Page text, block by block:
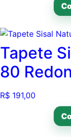
Tapete
80
R$ 191,00